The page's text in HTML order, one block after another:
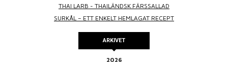
THAI LARB - THAILÄNDSK FÄRSSALLAD
SURKÅL – ETT ENKELT HEMLAGAT RECEPT
ARKIVET
2026